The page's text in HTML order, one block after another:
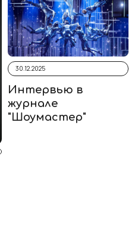
30.12.2025
Интервью в
журнале
"Шоумастер"